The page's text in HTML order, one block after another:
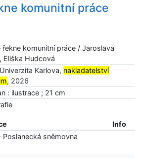
komunitní práce
řekne komunitní práce / Jaroslava
Eliška Hudcová
Karlova, nakladatelství
, 2026
: ilustrace ; 21 cm
Info
Poslanecká sněmovna